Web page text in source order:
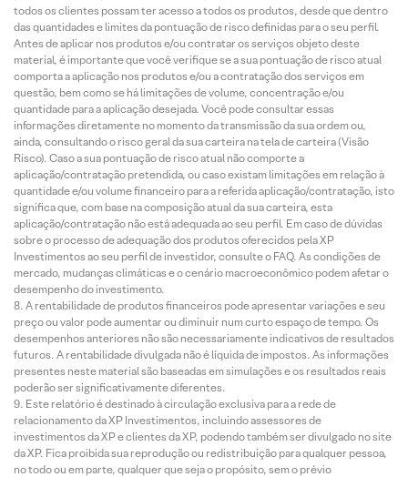
todos os clientes possam ter acesso a todos os produtos, desde que dentro
das quantidades e limites da pontuação de risco definidas para o seu perfil.
Antes de aplicar nos produtos e/ou contratar os serviços objeto deste
material, é importante que você verifique se a sua pontuação de risco atual
comporta a aplicação nos produtos e/ou a contratação dos serviços em
questão, bem como se há limitações de volume, concentração e/ou
quantidade para a aplicação desejada. Você pode consultar essas
informações diretamente no momento da transmissão da sua ordem ou,
ainda, consultando o risco geral da sua carteira na tela de carteira (Visão
Risco). Caso a sua pontuação de risco atual não comporte a
aplicação/contratação pretendida, ou caso existam limitações em relação à
quantidade e/ou volume financeiro para a referida aplicação/contratação, isto
significa que, com base na composição atual da sua carteira, esta
aplicação/contratação não está adequada ao seu perfil. Em caso de dúvidas
sobre o processo de adequação dos produtos oferecidos pela XP
Investimentos ao seu perfil de investidor, consulte o FAQ. As condições de
mercado, mudanças climáticas e o cenário macroeconômico podem afetar o
desempenho do investimento.
A rentabilidade de produtos financeiros pode apresentar variações e seu
preço ou valor pode aumentar ou diminuir num curto espaço de tempo. Os
desempenhos anteriores não são necessariamente indicativos de resultados
futuros. A rentabilidade divulgada não é líquida de impostos. As informações
presentes neste material são baseadas em simulações e os resultados reais
poderão ser significativamente diferentes.
Este relatório é destinado à circulação exclusiva para a rede de
relacionamento da XP Investimentos, incluindo assessores de
investimentos da XP e clientes da XP, podendo também ser divulgado no site
da XP. Fica proibida sua reprodução ou redistribuição para qualquer pessoa,
no todo ou em parte, qualquer que seja o propósito, sem o prévio